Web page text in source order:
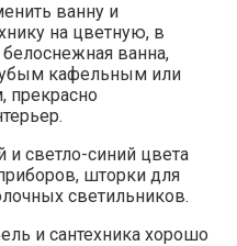
ванну и
на цветную, в
ванна,
кафельным или
прекрасно
светло-синий цвета
шторки для
светильников.